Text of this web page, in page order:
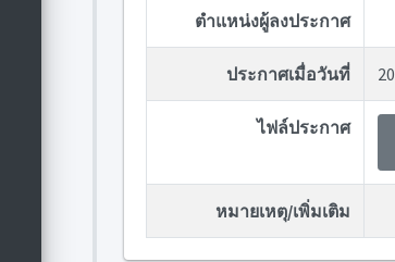
ตำแหน่งผู้ลงประกาศ
ประกาศเมื่อวันที่
ไฟล์ประกาศ
หมายเหตุ/เพิ่มเติม